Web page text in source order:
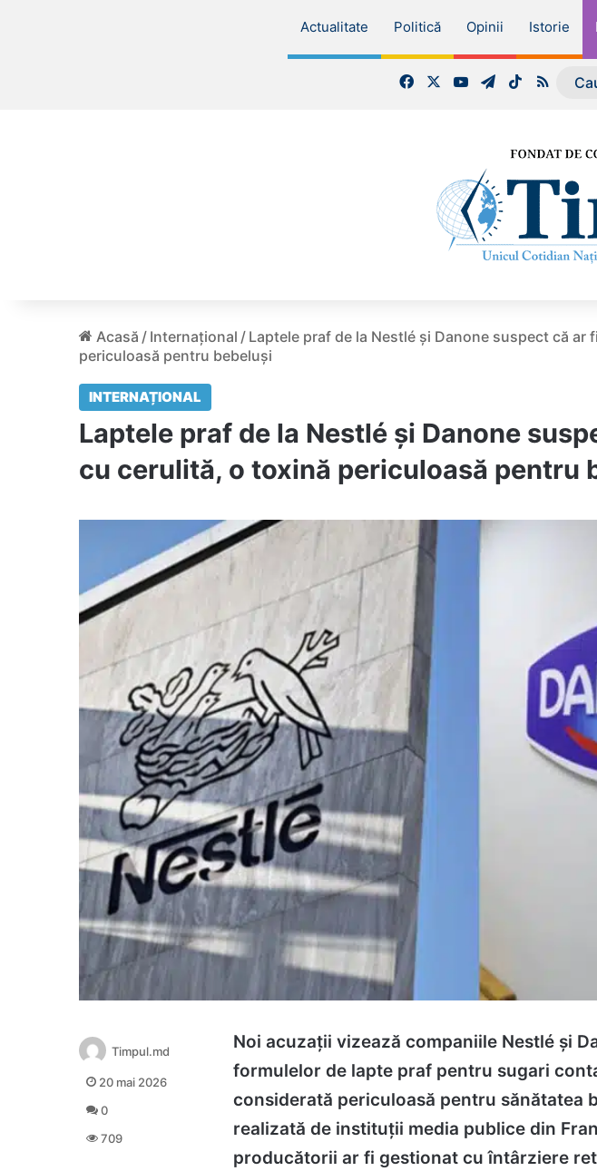
Actualitate Politică Opinii Istorie
FacebookYouTubeTelegram
TikTokRSS
Acasă / Internațional / Laptele praf de la Nestlé și Danone suspect că
periculoasă pentru bebeluși
INTERNAȚIONAL
Laptele praf de la Nestlé și Danone
cu cerulită, o toxină periculoasă pentru
Noi acuzații vizează companiile Nestlé și
formulelor de lapte praf pentru sugari
considerată periculoasă pentru sănătatea
realizată de instituții media publice din
producătorii ar fi gestionat cu întârziere
Timpul.md
20 mai 2026
0
709